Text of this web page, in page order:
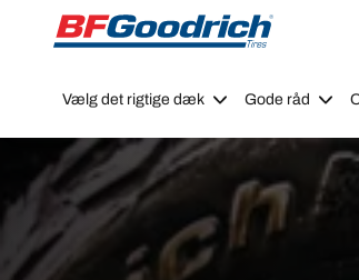
Go to page content
Go to page navigation
Vælg det rigtige dæk Gode råd